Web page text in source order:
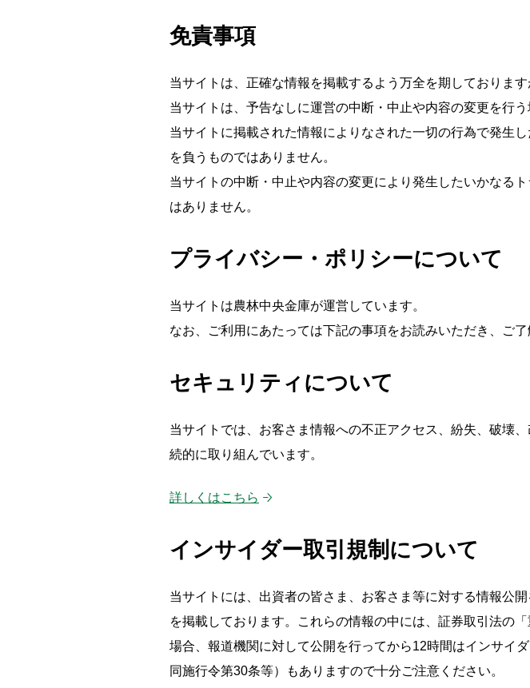
免責事項
当サイトは、正確な情報を掲載するよう万全を期しておりま
当サイトは、予告なしに運営の中断・中止や内容の変更を行う
当サイトに掲載された情報によりなされた一切の行為で発生
を負うものではありません。
当サイトの中断・中止や内容の変更により発生したいかなる
はありません。
プライバシー・ポリシーについて
当サイトは農林中央金庫が運営しています。
なお、ご利用にあたっては下記の事項をお読みいただき、ご
セキュリティについて
当サイトでは、お客さま情報への不正アクセス、紛失、破壊
続的に取り組んでいます。
詳しくはこちら
インサイダー取引規制について
当サイトには、出資者の皆さま、お客さま等に対する情報公
を掲載しております。これらの情報の中には、証券取引法の
場合、報道機関に対して公開を行ってから12時間はインサイ
同施行令第30条等）もありますので十分ご注意ください。